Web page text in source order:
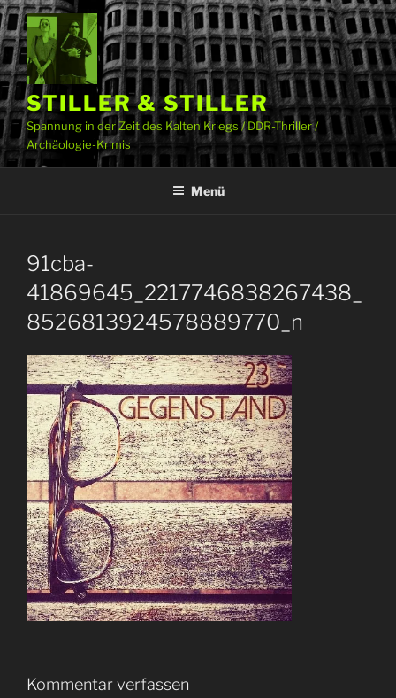
Zum
Inhalt
springen
STILLER & STILLER
Spannung in der Zeit des Kalten Kriegs / DDR-Thriller /
Archäologie-Krimis
Menü
91cba-
41869645_2217746838267438_
8526813924578889770_n
Kommentar verfassen